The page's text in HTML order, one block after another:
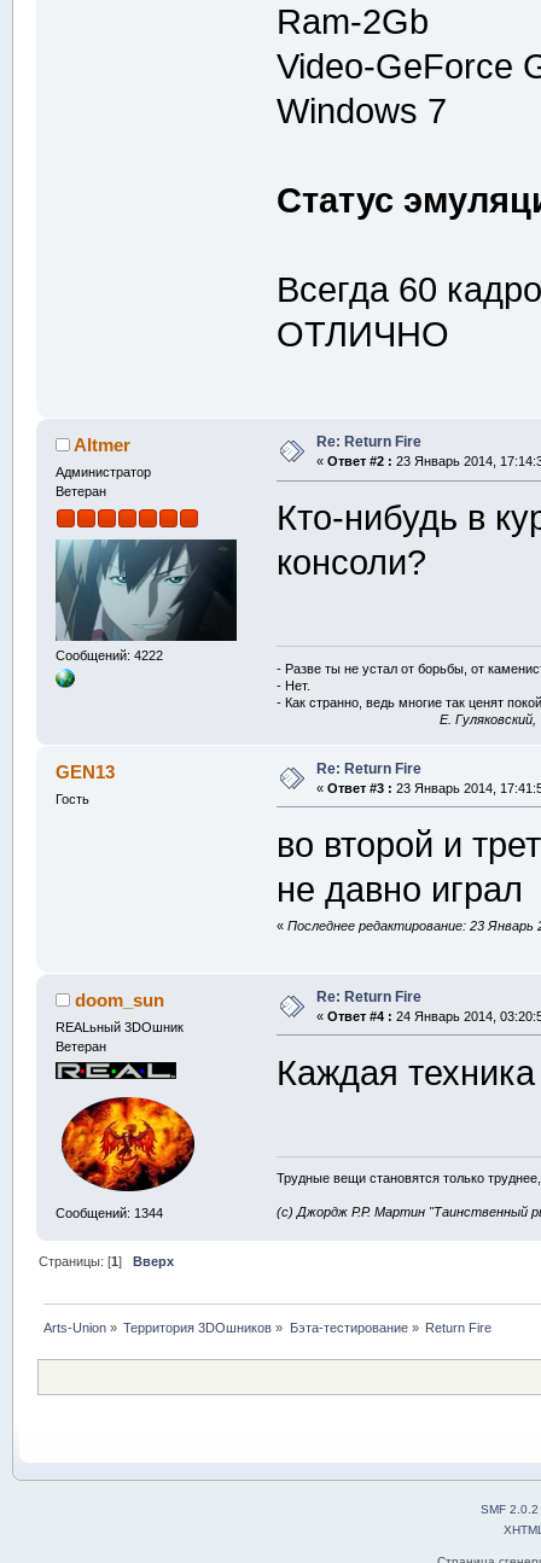
Ram-2Gb
Video-GeForce
Windows 7
Статус
Всегда 60
ОТЛИЧНО
Altmer
Администратор
Ветеран
Сообщений: 4222
Re: Return Fire
« Ответ #2 : 23 Январь 2014,
Кто-нибудь в
консоли?
- Разве ты не устал от борьбы, от
- Нет.
- Как странно, ведь многие так ценят
E.
GEN13
Гость
Re: Return Fire
« Ответ #3 : 23 Январь 2014,
во второй и
не давно играл
«Последнее редактирование: 23 Январь
doom_sun
REALьный 3DOшник
Ветеран
Сообщений: 1344
Re: Return Fire
« Ответ #4 : 24 Январь 2014,
Каждая
Трудные вещи становятся только
(с) Джордж Р.Р. Мартин "Таинственный
Страницы: [1] Вверх
Arts-Union » Территория 3DOшников » Бэта-тестирование» Return Fire
SMF 2.0.2